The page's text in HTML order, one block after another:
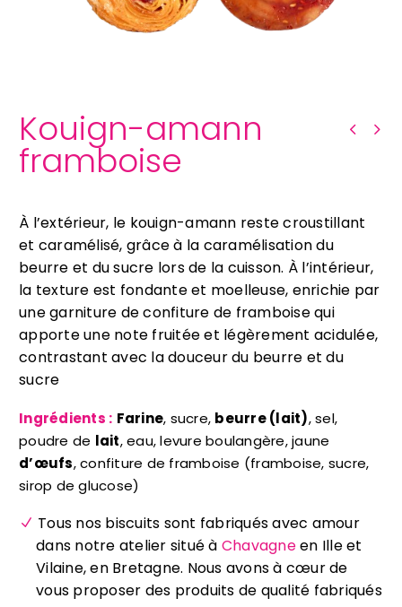
Kouign-amann
framboise
À l’extérieur, le kouign-amann reste croustillant
et caramélisé, grâce à la caramélisation du
beurre et du sucre lors de la cuisson. À l’intérieur,
la texture est fondante et moelleuse, enrichie par
une garniture de confiture de framboise qui
apporte une note fruitée et légèrement acidulée,
contrastant avec la douceur du beurre et du
sucre
Ingrédients : Farine, sucre, beurre (lait), sel,
poudre de lait, eau, levure boulangère, jaune
d’œufs, confiture de framboise (framboise, sucre,
sirop de glucose)
Tous nos biscuits sont fabriqués avec amour
dans notre atelier situé à Chavagneen Ille et
Vilaine, en Bretagne. Nous avons à cœur de
vous proposer des produits de qualité fabriqués